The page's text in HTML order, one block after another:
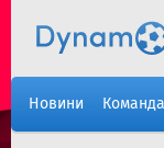
Новини Команда